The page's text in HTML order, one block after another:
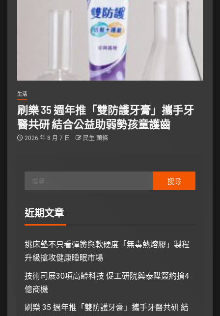
生活
刷樂 35 週年推「雙防護牙膏」攜手牙
醫共研 結合公益助弱勢孩童護齒
2026 年 8 月 7 日 民生 頭條
近期文章
挑床墊不只看彈簧與軟硬度「無毒熱熔膠」製程
升級搶攻健康睡眠市場
技術司展30項高齡科技 促工研院與泰陞簽約搶4
億商機
刷樂 35 週年推「雙防護牙膏」攜手牙醫共研 結